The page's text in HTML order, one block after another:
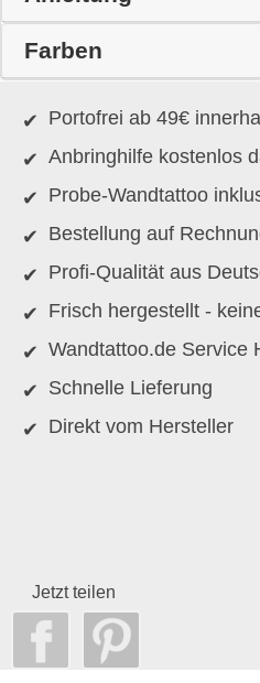
Farben
Portofrei ab 49€
Anbringhilfe kostenlos
Probe-Wandtattoo
Bestellung auf
Profi-Qualität aus
Frisch hergestellt -
Wandtattoo.de Service
Schnelle Lieferung
Direkt vom Hersteller
Jetzt teilen